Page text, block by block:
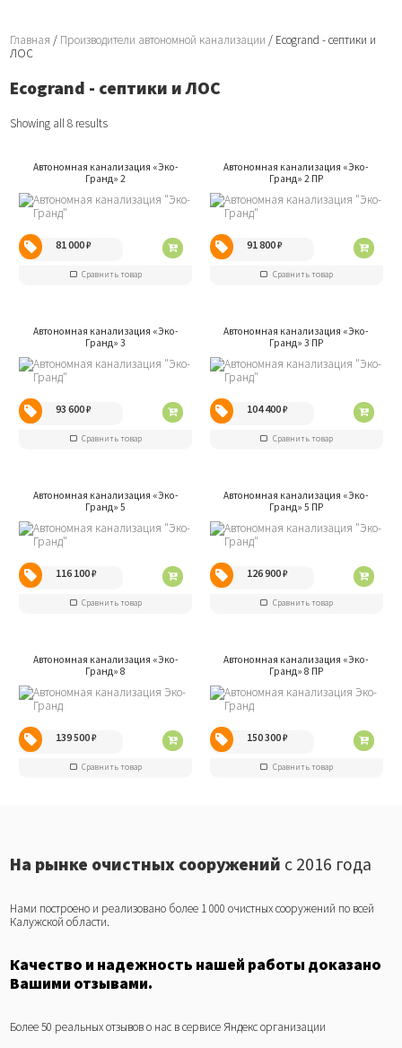
Главная / Производители автономной канализации / Ecogrand - септики и
ЛОС
Ecogrand - септики и ЛОС
Showing all 8 results
Автономная канализация «Эко-
Гранд» 2
81 000₽
Сравнить товар
Автономная канализация «Эко-
Гранд» 2 ПР
91 800₽
Сравнить товар
Автономная канализация «Эко-
Гранд» 3
93 600₽
Сравнить товар
Автономная канализация «Эко-
Гранд» 3 ПР
104 400₽
Сравнить товар
Автономная канализация «Эко-
Гранд» 5
116 100₽
Сравнить товар
Автономная канализация «Эко-
Гранд» 5 ПР
126 900₽
Сравнить товар
Автономная канализация «Эко-
Гранд» 8
139 500₽
Сравнить товар
Автономная канализация «Эко-
Гранд» 8 ПР
150 300₽
Сравнить товар
На рынке очистных сооружений с 2016 года
Нами построено и реализовано более 1 000 очистных сооружений по всей
Калужской области.
Качество и надежность нашей работы доказано
Вашими отзывами.
Более 50 реальных отзывов о нас в сервисе Яндекс организации